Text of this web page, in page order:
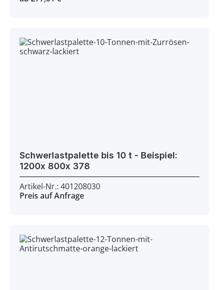
Schwerlastpalette bis 10 t - Beispiel:
1200x 800x 378
Artikel-Nr.: 401208030
Preis auf Anfrage